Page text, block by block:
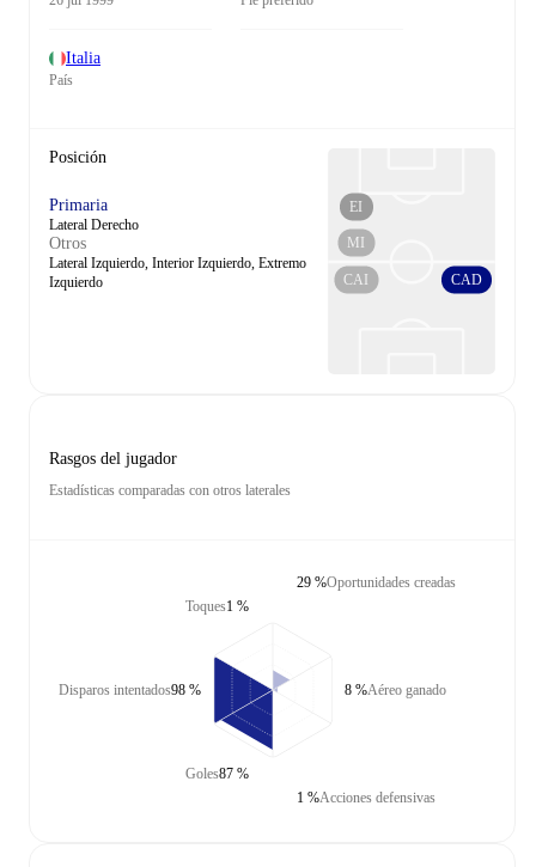
Italia
País
Posición
Primaria
Lateral Derecho
Otros
Lateral Izquierdo, Interior Izquierdo, Extremo
Izquierdo
CAI CAD
MI
EI
Rasgos del jugador
Estadísticas comparadas con otros laterales
Toques1 %
Disparos intentados98 %
Goles87 %
Oportunidades creadas
29 %
Aéreo ganado
8 %
Acciones defensivas
1 %